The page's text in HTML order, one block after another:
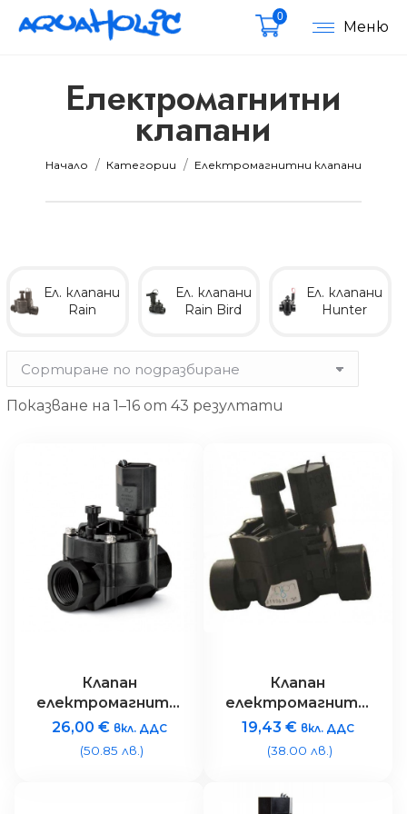
Меню
0
Електромагнитни
клапани
Вие сте тук:
Начало Категории Електромагнитни клапани
Ел. клапани
Rain
Ел. клапани
Rain Bird
Ел. клапани
Hunter
Показване на 1–16 от 43 резултати
Клапан
електромагнитен
Rain Bird 100HV –
1″ 24V
26,00 € вкл. ДДС
(50.85 лв.)
Клапан
електромагнитен
Rain RN 155 Plus
24V AC с
регулатор
19,43 € вкл. ДДС
(38.00 лв.)